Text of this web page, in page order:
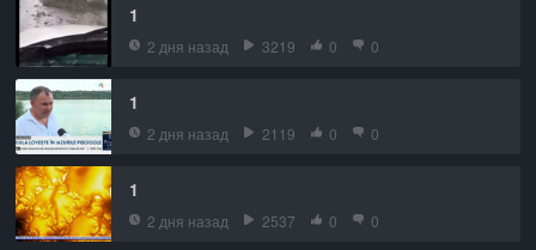
1
2 дня назад 3219 0 0
1
2 дня назад 2119 0 0
1
2 дня назад 2537 0 0